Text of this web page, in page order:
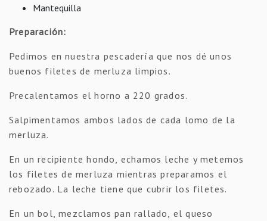
Mantequilla
Preparación:
Pedimos en nuestra pescadería que nos dé unos
buenos filetes de merluza limpios.
Precalentamos el horno a 220 grados.
Salpimentamos ambos lados de cada lomo de la
merluza.
En un recipiente hondo, echamos leche y metemos
los filetes de merluza mientras preparamos el
rebozado. La leche tiene que cubrir los filetes.
En un bol, mezclamos pan rallado, el queso